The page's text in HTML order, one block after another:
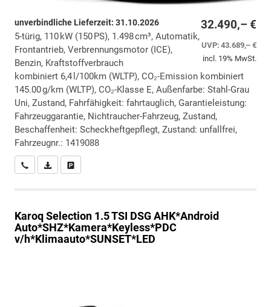
32.490,– €
UVP:43.689,– €
incl. 19% MwSt.
unverbindliche Lieferzeit: 31.10.2026
5-türig, 110 kW (150 PS), 1.498 cm³, Automatik,
Frontantrieb, Verbrennungsmotor (ICE),
Benzin, Kraftstoffverbrauch
kombiniert 6,4 l/100km (WLTP), CO₂-Emission kombiniert
145.00 g/km (WLTP), CO₂-Klasse E, Außenfarbe: Stahl-Grau
Uni, Zustand, Fahrfähigkeit: fahrtauglich, Garantieleistung:
Fahrzeuggarantie, Nichtraucher-Fahrzeug, Zustand,
Beschaffenheit: Scheckheftgepflegt, Zustand: unfallfrei,
Fahrzeugnr.: 1419088
Wir rufen Sie anPDF-Datei, Fahrzeugexposé drucken
KaroqSelection 1.5 TSI DSG AHK*Android
Auto*SHZ*Kamera*Keyless*PDC
v/h*Klimaauto*SUNSET*LED